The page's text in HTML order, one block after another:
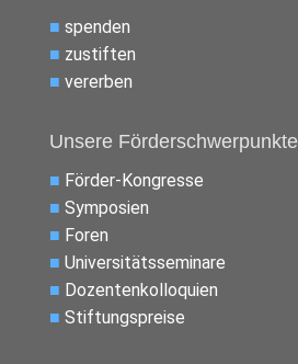
■ spenden
■ zustiften
■ vererben
Unsere Förderschwerpunkte
■ Förder-Kongresse
■ Symposien
■ Foren
■ Universitätsseminare
■ Dozentenkolloquien
■ Stiftungspreise